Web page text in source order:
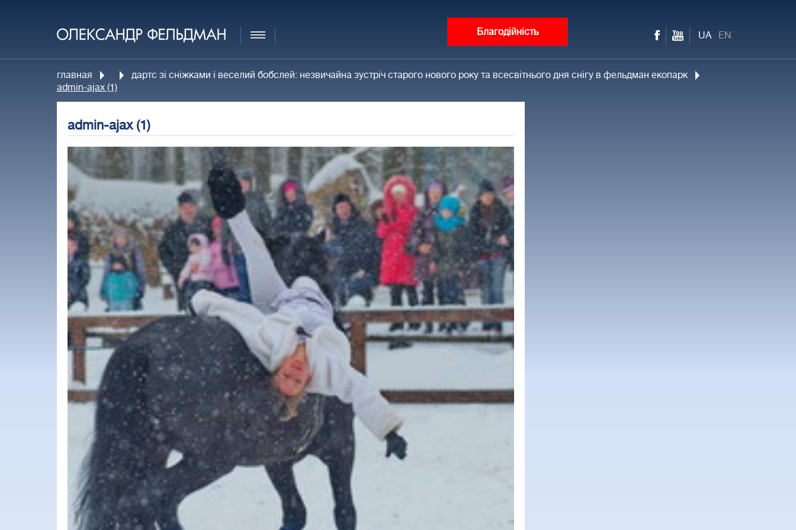
Благодійність UA EN
главная
дартс зі сніжками і веселий бобслей: незвичайна зустріч старого нового року та всесвітнього дня снігу в фельдман екопарк
admin-ajax (1)
admin-ajax (1)